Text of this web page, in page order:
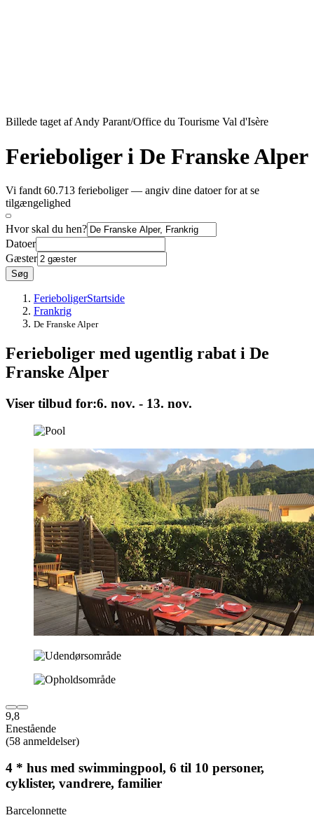
Billede taget af Andy Parant/Office du Tourisme Val d'Isère
Ferieboliger i De Franske Alper
Vi fandt 60.713 ferieboliger — angiv dine datoer for at se
tilgængelighed
Hvor skal du hen?
Datoer
Gæster
Søg
FerieboligerStartside
Frankrig
De Franske Alper
Ferieboliger med ugentlig rabat i De
Franske Alper
Viser tilbud for:6. nov. - 13. nov.
9,8
Enestående
(58 anmeldelser)
4 * hus med swimmingpool, 6 til 10 personer,
cyklister, vandrere, familier
Barcelonnette